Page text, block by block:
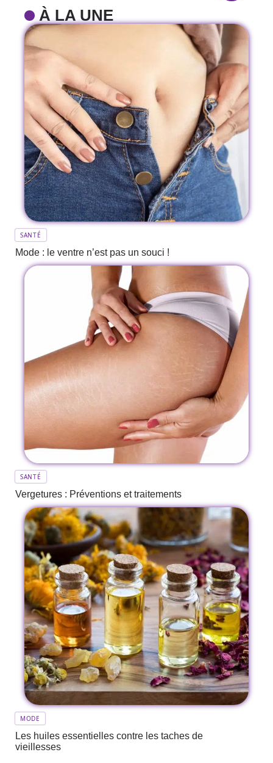
À LA UNE
SANTÉ
Mode : le ventre n’est pas un souci !
SANTÉ
Vergetures : Préventions et traitements
MODE
Les huiles essentielles contre les taches de
vieillesses